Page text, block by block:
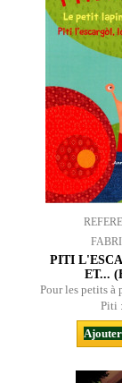
PITI
ET...
Pour les petits à
Piti